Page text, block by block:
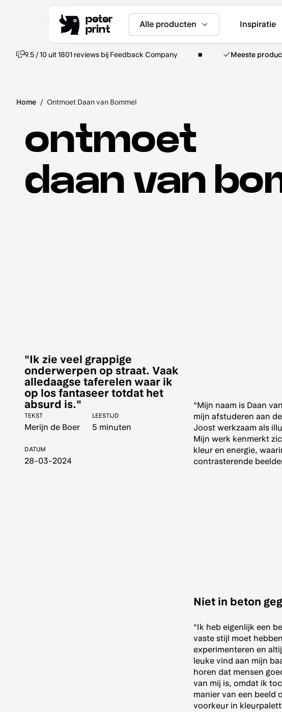
peter
print
Alle producten Inspiratie
9.5 / 10 uit 1801 reviews bij Feedback Company Meeste
Home / Ontmoet Daan van Bommel
ontmoet
daan van
"Ik zie veel grappige
onderwerpen op straat. Vaak
alledaagse taferelen waar ik
op los fantaseer totdat het
absurd is."
“Mijn naam is Daan
mijn afstuderen aan
Joost werkzaam als
Mijn werk kenmerkt
kleur en energie,
contrasterende
Niet in beton
“Ik heb eigenlijk een
vaste stijl moet
experimenteren en
leuke vind aan mijn
horen dat mensen
van mij is, omdat ik
manier van een beeld
voorkeur in